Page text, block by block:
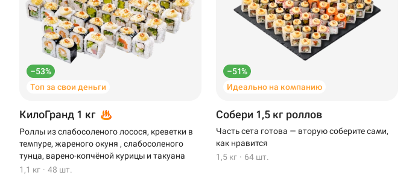
–53%
Топ за свои деньги
КилоГранд 1 кг
Роллы из слабосоленого лосося, креветки в
темпуре, жареного окуня , слабосоленого
тунца, варено-копчёной курицы и такуана
1,1 кг · 48 шт.
–51%
Идеально на компанию
Собери 1,5 кг роллов
Часть сета готова — вторую соберите сами,
как нравится
1,5 кг · 64 шт.